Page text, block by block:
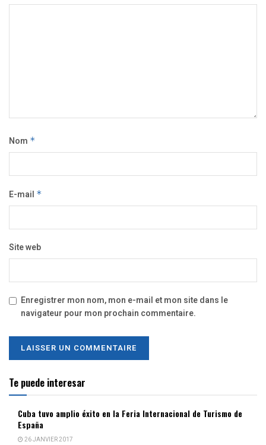
Nom *
E-mail *
Site web
Enregistrer mon nom, mon e-mail et mon site dans le
navigateur pour mon prochain commentaire.
Te puede interesar
Cuba tuvo amplio éxito en la Feria Internacional de Turismo de
España
26 JANVIER 2017